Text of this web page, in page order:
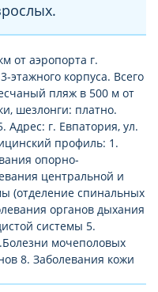
от аэропорта г.
этажного корпуса. Всего
пляж в 500 м от
шезлонги: платно.
Адрес: г. Евпатория, ул.
профиль: 1.
опорно-
центральной и
(отделение спинальных
органов дыхания
системы 5.
мочеполовых
8. Заболевания кожи